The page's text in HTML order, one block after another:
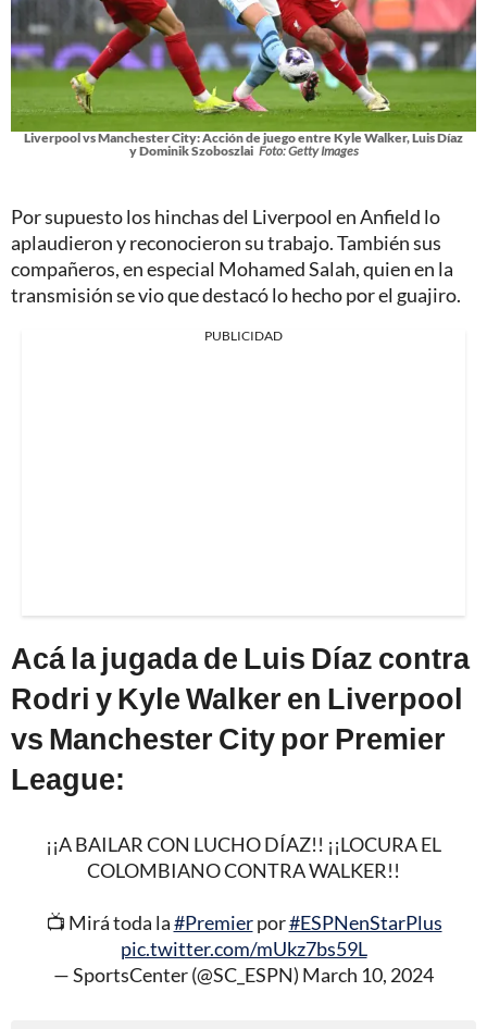
Liverpool vs Manchester City: Acción de juego entre Kyle Walker, Luis Díaz
y Dominik Szoboszlai Foto: Getty Images
Por supuesto los hinchas del Liverpool en Anfield lo
aplaudieron y reconocieron su trabajo. También sus
compañeros, en especial Mohamed Salah, quien en la
transmisión se vio que destacó lo hecho por el guajiro.
PUBLICIDAD
Acá la jugada de Luis Díaz contra
Rodri y Kyle Walker en Liverpool
vs Manchester City por Premier
League:
¡¡A BAILAR CON LUCHO DÍAZ!! ¡¡LOCURA EL
COLOMBIANO CONTRA WALKER!!
📺 Mirá toda la#Premierpor#ESPNenStarPlus
pic.twitter.com/mUkz7bs59L
— SportsCenter (@SC_ESPN) March 10, 2024